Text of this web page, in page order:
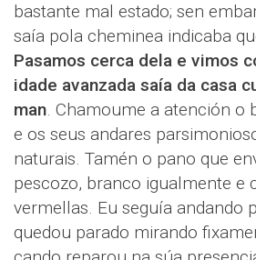
bastante mal estado; sen
saía pola cheminea indicaba
Pasamos cerca dela e vimos
idade avanzada saía da casa
man. Chamoume a atención o
e os seus andares
naturais. Tamén o pano que
pescozo, branco igualmente e
vermellas. Eu seguía andando
quedou parado mirando